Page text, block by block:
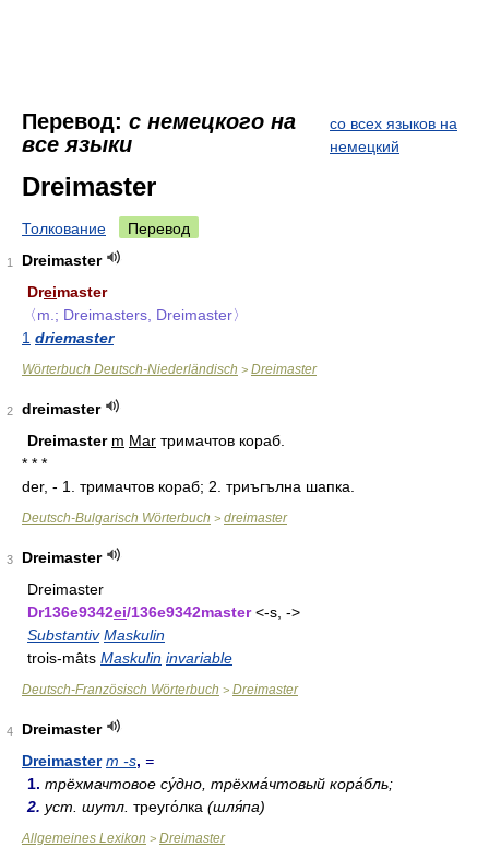
Перевод: с немецкого на
все языки
со всех языков на
немецкий
Dreimaster
Толкование Перевод
1
Dreimaster
Dreimaster
〈m.; Dreimasters, Dreimaster〉
1 driemaster
Wörterbuch Deutsch-Niederländisch > Dreimaster
2
dreimaster
Dreimaster m Mar тримачтов кораб.
* * *
der, - 1. тримачтов кораб; 2. триъгълна шапка.
Deutsch-Bulgarisch Wörterbuch > dreimaster
3
Dreimaster
Dreimaster
Dr136e9342ei/136e9342master<-s, ->
Substantiv Maskulin
trois-mâts Maskulin invariable
Deutsch-Französisch Wörterbuch > Dreimaster
4
Dreimaster
Dreimaster m -s, =
1. трёхмачтовое су́дно, трёхма́чтовый кора́бль;
2. уст. шутл. треуго́лка (шля́па)
Allgemeines Lexikon > Dreimaster